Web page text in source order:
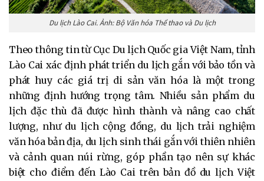
Du lịch Lào Cai. Ảnh: Bộ Văn hóa Thể thao và Du lịch
Theo thông tin từ Cục Du lịch Quốc gia Việt Nam, tỉnh
Lào Cai xác định phát triển du lịch gắn với bảo tồn và
phát huy các giá trị di sản văn hóa là một trong
những định hướng trọng tâm. Nhiều sản phẩm du
lịch đặc thù đã được hình thành và nâng cao chất
lượng, như du lịch cộng đồng, du lịch trải nghiệm
văn hóa bản địa, du lịch sinh thái gắn với thiên nhiên
và cảnh quan núi rừng, góp phần tạo nên sự khác
biệt cho điểm đến Lào Cai trên bản đồ du lịch Việt